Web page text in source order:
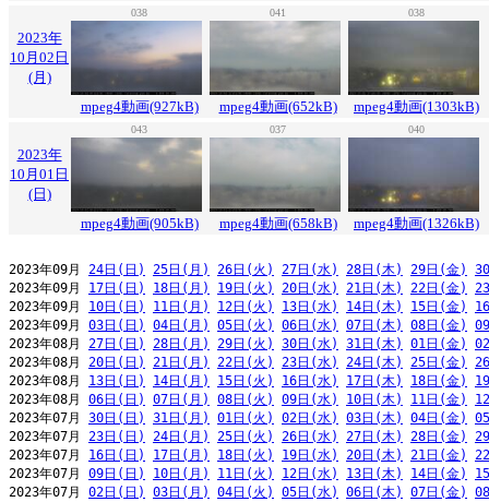
038 041 038
2023年
10月02日
(月)
mpeg4動画(927kB)
mpeg4動画(652kB) mpeg4動画(1303kB)
043 037 040
2023年
10月01日
(日)
mpeg4動画(905kB)
mpeg4動画(658kB) mpeg4動画(1326kB)
2023年09月 24日(日) 25日(月) 26日(火) 27日(水) 28日(木) 29日(金)
2023年09月 17日(日) 18日(月) 19日(火) 20日(水) 21日(木) 22日(金)
2023年09月 10日(日) 11日(月) 12日(火) 13日(水) 14日(木) 15日(金)
2023年09月 03日(日) 04日(月) 05日(火) 06日(水) 07日(木) 08日(金)
2023年08月 27日(日) 28日(月) 29日(火) 30日(水) 31日(木) 01日(金)
2023年08月 20日(日) 21日(月) 22日(火) 23日(水) 24日(木) 25日(金)
2023年08月 13日(日) 14日(月) 15日(火) 16日(水) 17日(木) 18日(金)
2023年08月 06日(日) 07日(月) 08日(火) 09日(水) 10日(木) 11日(金)
2023年07月 30日(日) 31日(月) 01日(火) 02日(水) 03日(木) 04日(金)
2023年07月 23日(日) 24日(月) 25日(火) 26日(水) 27日(木) 28日(金)
2023年07月 16日(日) 17日(月) 18日(火) 19日(水) 20日(木) 21日(金)
2023年07月 09日(日) 10日(月) 11日(火) 12日(水) 13日(木) 14日(金)
2023年07月 02日(日) 03日(月) 04日(火) 05日(水) 06日(木) 07日(金)